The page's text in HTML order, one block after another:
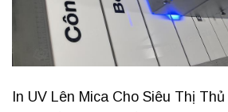
In UV Lên Mica Cho Siêu Thị